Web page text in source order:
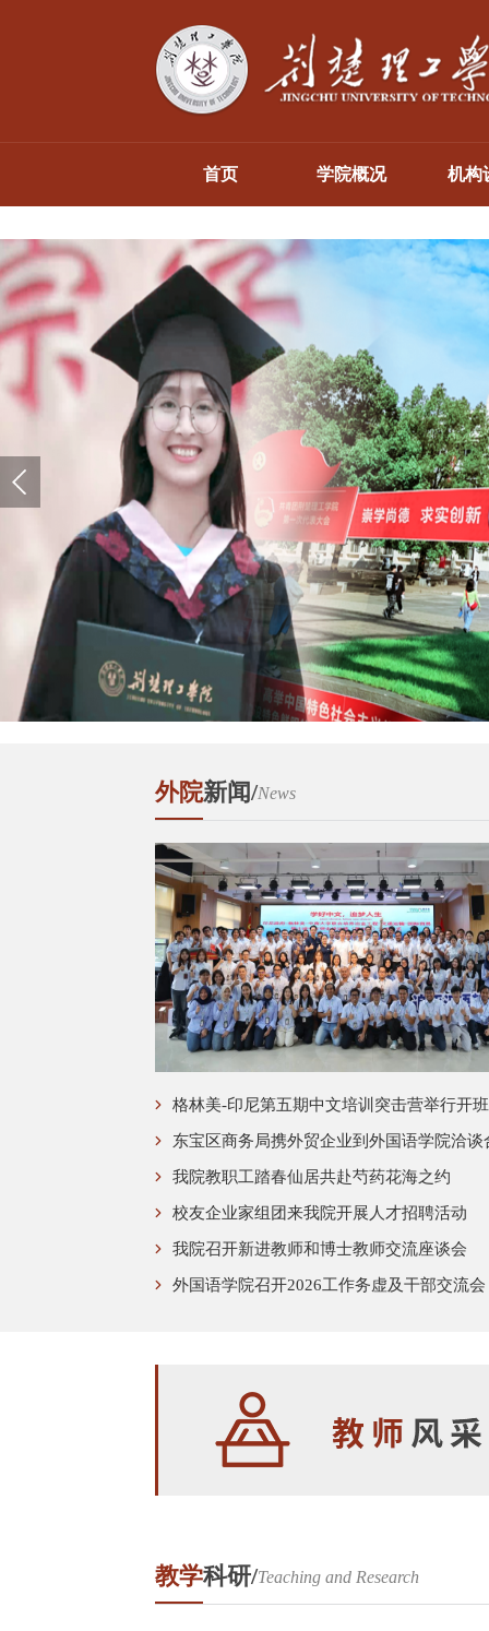
首页 学院概况 机构
外院新闻/News
格林美-印尼第五期中文培训突击营举行开
东宝区商务局携外贸企业到外国语学院洽谈
我院教职工踏春仙居共赴芍药花海之约
校友企业家组团来我院开展人才招聘活动
我院召开新进教师和博士教师交流座谈会
外国语学院召开2026工作务虚及干部交流会
教学科研/Teaching and Research